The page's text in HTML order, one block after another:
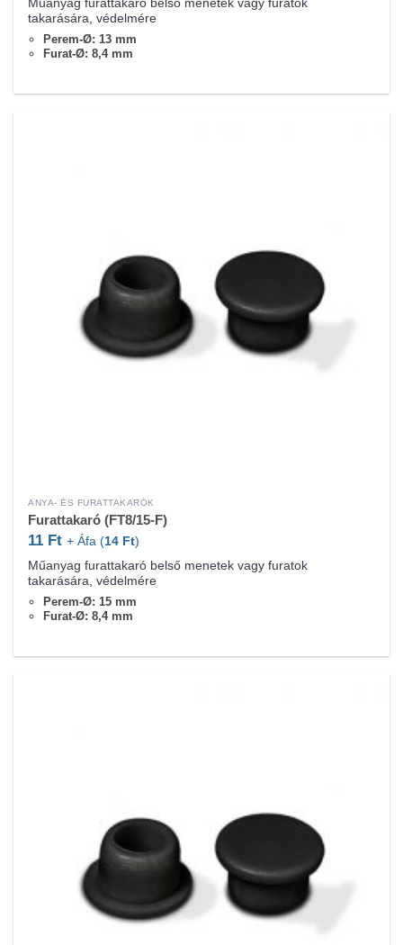
Műanyag furattakaró belső menetek vagy furatok
takarására, védelmére
Perem-Ø: 13 mm
Furat-Ø: 8,4 mm
ANYA- ÉS FURATTAKARÓK
Furattakaró (FT8/15-F)
11 Ft + Áfa (14 Ft)
Műanyag furattakaró belső menetek vagy furatok
takarására, védelmére
Perem-Ø: 15 mm
Furat-Ø: 8,4 mm